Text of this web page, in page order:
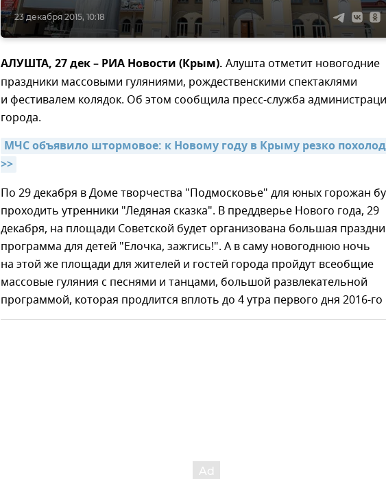
23 декабря 2015, 10:18
АЛУШТА, 27 дек – РИА Новости (Крым). Алушта отметит новогодние
праздники массовыми гуляниями, рождественскими спектаклями
и фестивалем колядок. Об этом сообщила пресс-служба
города.
МЧС объявило штормовое: к Новому году в Крыму резко
>>
По 29 декабря в Доме творчества "Подмосковье" для юных горожан
проходить утренники "Ледяная сказка". В преддверье Нового года, 29
декабря, на площади Советской будет организована большая
программа для детей "Елочка, зажгись!". А в саму новогоднюю ночь
на этой же площади для жителей и гостей города пройдут всеобщие
массовые гуляния с песнями и танцами, большой развлекательной
программой, которая продлится вплоть до 4 утра первого дня 2016-го